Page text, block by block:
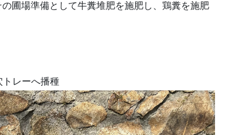
圃場準備として牛糞堆肥を施肥し、鶏糞を施肥
レーへ播種